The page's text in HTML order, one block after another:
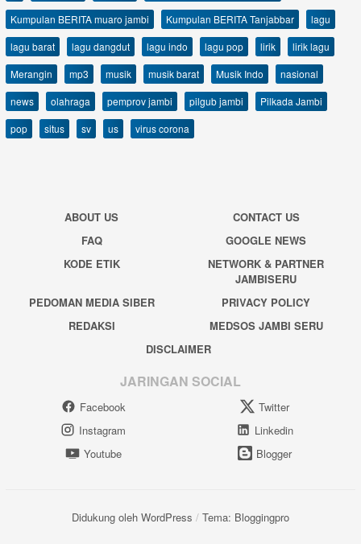
Kumpulan BERITA muaro jambi
Kumpulan BERITA Tanjabbar
lagu
lagu barat
lagu dangdut lagu indo lagu pop lirik
lirik lagu
Merangin
mp3 musik musik barat Musik Indo
nasional
news
olahraga pemprov jambi pilgub jambi
Pilkada Jambi
pop
situs sv us virus corona
ABOUT US
CONTACT US
FAQ
GOOGLE NEWS
KODE ETIK
NETWORK & PARTNER
JAMBISERU
PEDOMAN MEDIA SIBER
PRIVACY POLICY
REDAKSI
MEDSOS JAMBI SERU
DISCLAIMER
JARINGAN SOCIAL
Facebook
Twitter
Instagram
Linkedin
Youtube
Blogger
Didukung oleh WordPress / Tema: Bloggingpro